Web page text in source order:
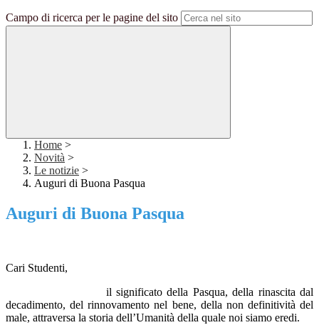
Campo di ricerca per le pagine del sito
Home >
Novità >
Le notizie >
Auguri di Buona Pasqua
Auguri di Buona Pasqua
Cari Studenti,
il significato della Pasqua, della rinascita dal
decadimento, del rinnovamento nel bene, della non definitività del
male, attraversa la storia dell’Umanità della quale noi siamo eredi.